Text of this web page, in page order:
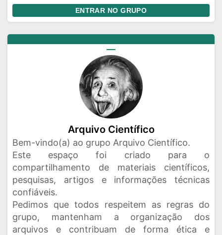
ENTRAR NO GRUPO
Arquivo Científico
Bem-vindo(a) ao grupo Arquivo Científico.
Este espaço foi criado para o
compartilhamento de materiais científicos,
pesquisas, artigos e informações técnicas
confiáveis.
Pedimos que todos respeitem as regras do
grupo, mantenham a organização dos
arquivos e contribuam de forma ética e